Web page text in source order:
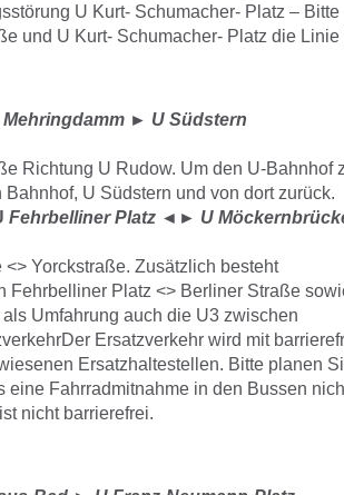
U Kurt- Schumacher- Platz – Bitte
und U Kurt- Schumacher- Platz die Linie
Mehringdamm ► U Südstern
Richtung U Rudow. Um den U-Bahnhof
U Südstern und von dort zurück.
Fehrbelliner Platz ◄► U
Yorckstraße. Zusätzlich besteht
Fehrbelliner Platz <> Berliner Straße
Umfahrung auch die U3 zwischen
Ersatzverkehr wird mit
Ersatzhaltestellen. Bitte planen
eine Fahrradmitnahme in den Bussen
nicht barrierefrei.